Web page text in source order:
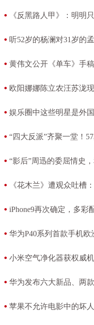
《反黑路人甲》：明明
听52岁的杨澜对31岁的
黄伟文公开《单车》手
欧阳娜娜陈立农汪苏泷
娱乐圈中这些明星是外
“四大反派”齐聚一堂！
“影后”周迅的委屈情史
《花木兰》遭观众吐槽
iPhone9再次确定，多彩
华为P40系列首款手机
小米空气净化器获权威
华为发布六大新品、两
苹果不允许电影中的坏